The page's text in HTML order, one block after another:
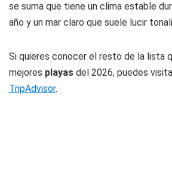
se suma que tiene un clima estable
año y un mar claro que suele lucir
Si quieres conocer el resto de la lista
mejores playas del 2026, puedes
TripAdvisor.